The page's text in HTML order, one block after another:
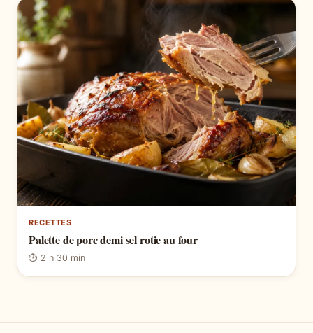
RECETTES
Palette de porc demi sel rotie au four
⏱ 2 h 30 min